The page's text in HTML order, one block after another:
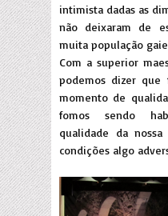
intimista dadas as
não deixaram de
muita população
Com a superior
podemos dizer que
momento de
fomos sendo
qualidade da
condições algo